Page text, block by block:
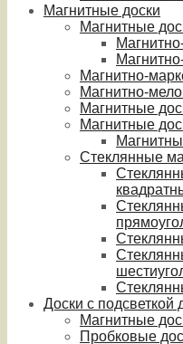
Магнитные доски
Магнитные
Магнитно-
Магнитно-
Магнитные
Магнитные
Стеклянные
Доски с подсветкой
Магнитные
Пробковые